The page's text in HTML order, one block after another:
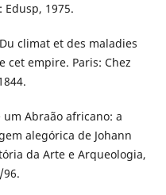
Edusp, 1975.
climat et des maladies
cet empire. Paris: Chez
um Abraão africano: a
alegórica de Johann
da Arte e Arqueologia,
96.